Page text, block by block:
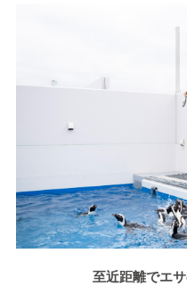
至近距離でエ